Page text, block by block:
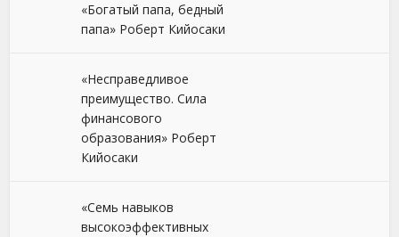
«Богатый папа, бедный
папа» Роберт Кийосаки
«Несправедливое
преимущество. Сила
финансового
образования» Роберт
Кийосаки
«Семь навыков
высокоэффективных